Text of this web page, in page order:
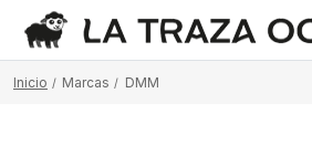
Inicio Marcas DMM